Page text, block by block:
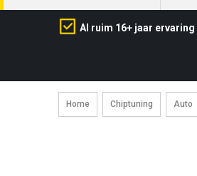
Al ruim 16+ jaar ervaring
Home Chiptuning Auto